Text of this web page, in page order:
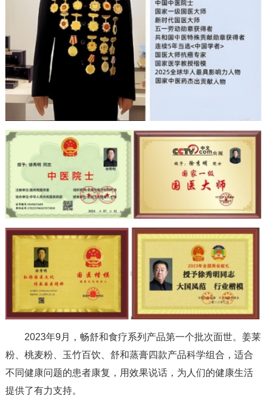
2023年9月，畅舒和食疗系列产品第一个批次面世。姜莱
粉、桃麦粉、玉竹百饮、舒和蒸膏四款产品科学组合，适合
不同健康问题的患者康复，用效果说话，为人们的健康生活
提供了有力支持。